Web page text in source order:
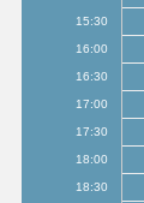
15:30
16:00
16:30
17:00
17:30
18:00
18:30